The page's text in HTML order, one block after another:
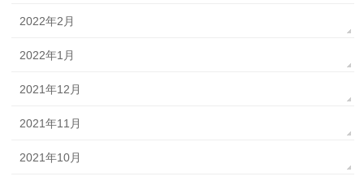
2022年2月
2022年1月
2021年12月
2021年11月
2021年10月